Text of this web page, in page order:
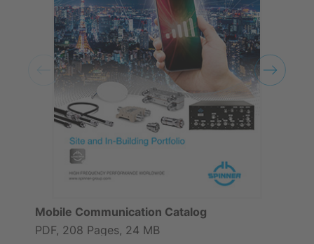
Mobile Communication Catalog
PDF, 208 Pages, 24 MB